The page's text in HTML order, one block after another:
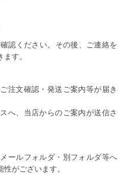
認ください。その後、ご連絡を
す。
注文確認・発送ご案内等が届き
へ、当店からのご案内が送信さ
ールフォルダ・別フォルダ等へ
がございます。